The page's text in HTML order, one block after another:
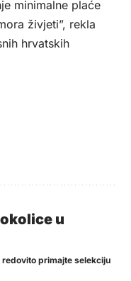
minimalne plaće
živjeti”, rekla
hrvatskih
u
primajte selekciju